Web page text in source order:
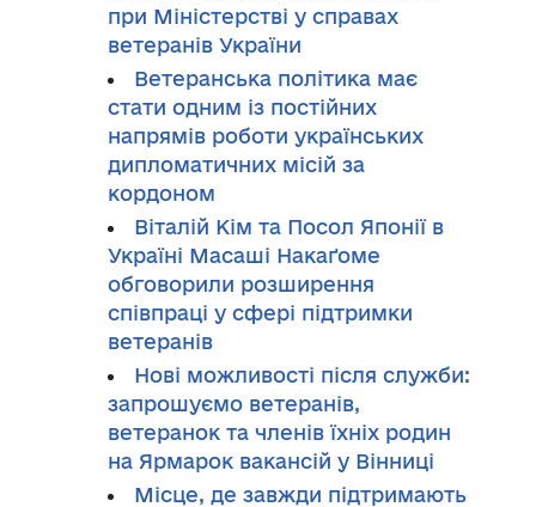
при Міністерстві у справах
ветеранів України
Ветеранська політика має
стати одним із постійних
напрямів роботи українських
дипломатичних місій за
кордоном
Віталій Кім та Посол Японії в
Україні Масаші Накаґоме
обговорили розширення
співпраці у сфері підтримки
ветеранів
Нові можливості після служби:
запрошуємо ветеранів,
ветеранок та членів їхніх родин
на Ярмарок вакансій у Вінниці
Місце, де завжди підтримають